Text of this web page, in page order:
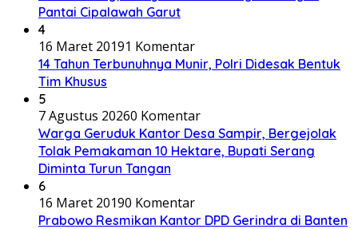
Pantai Cipalawah Garut
4
16 Maret 20191 Komentar
14 Tahun Terbunuhnya Munir, Polri Didesak Bentuk
Tim Khusus
5
7 Agustus 20260 Komentar
Warga Geruduk Kantor Desa Sampir, Bergejolak
Tolak Pemakaman 10 Hektare, Bupati Serang
Diminta Turun Tangan
6
16 Maret 20190 Komentar
Prabowo Resmikan Kantor DPD Gerindra di Banten